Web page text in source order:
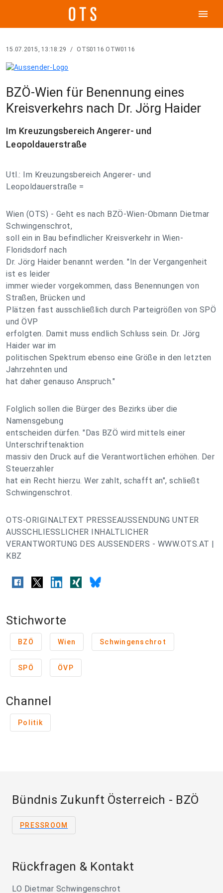
menu
15.07.2015, 13:18:29 / OTS0116 OTW0116
BZÖ-Wien für Benennung eines
Kreisverkehrs nach Dr. Jörg Haider
Im Kreuzungsbereich Angerer- und
Leopoldauerstraße
Utl.: Im Kreuzungsbereich Angerer- und
Leopoldauerstraße =
Wien (OTS) - Geht es nach BZÖ-Wien-Obmann Dietmar
Schwingenschrot,
soll ein in Bau befindlicher Kreisverkehr in Wien-
Floridsdorf nach
Dr. Jörg Haider benannt werden. "In der Vergangenheit
ist es leider
immer wieder vorgekommen, dass Benennungen von
Straßen, Brücken und
Plätzen fast ausschließlich durch Parteigrößen von SPÖ
und ÖVP
erfolgten. Damit muss endlich Schluss sein. Dr. Jörg
Haider war im
politischen Spektrum ebenso eine Größe in den letzten
Jahrzehnten und
hat daher genauso Anspruch."
Folglich sollen die Bürger des Bezirks über die
Namensgebung
entscheiden dürfen. "Das BZÖ wird mittels einer
Unterschriftenaktion
massiv den Druck auf die Verantwortlichen erhöhen. Der
Steuerzahler
hat ein Recht hierzu. Wer zahlt, schafft an", schließt
Schwingenschrot.
OTS-ORIGINALTEXT PRESSEAUSSENDUNG UNTER
AUSSCHLIESSLICHER INHALTLICHER
VERANTWORTUNG DES AUSSENDERS - WWW.OTS.AT |
KBZ
Stichworte
BZÖ Wien Schwingenschrot
SPÖ ÖVP
Channel
Politik
Bündnis Zukunft Österreich - BZÖ
PRESSROOM
Rückfragen & Kontakt
LO Dietmar Schwingenschrot